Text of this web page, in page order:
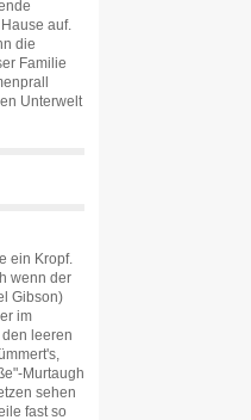
auf.
die
Familie
Unterwelt
ein Kropf.
wenn der
Gibson)
im
leeren
Murtaugh
sehen
fast so